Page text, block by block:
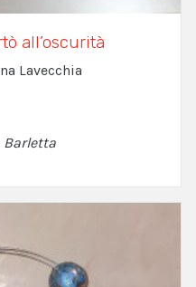
all’oscurità
Lavecchia
Barletta